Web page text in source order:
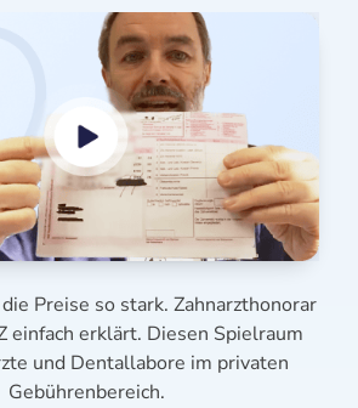
Preise so stark. Zahnarzthonorar
einfach erklärt. Diesen Spielraum
und Dentallabore im privaten
Gebührenbereich.